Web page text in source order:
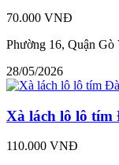
70.000 VNĐ
Phường 16, Quận
28/05/2026
Xà lách lô lô
110.000 VNĐ